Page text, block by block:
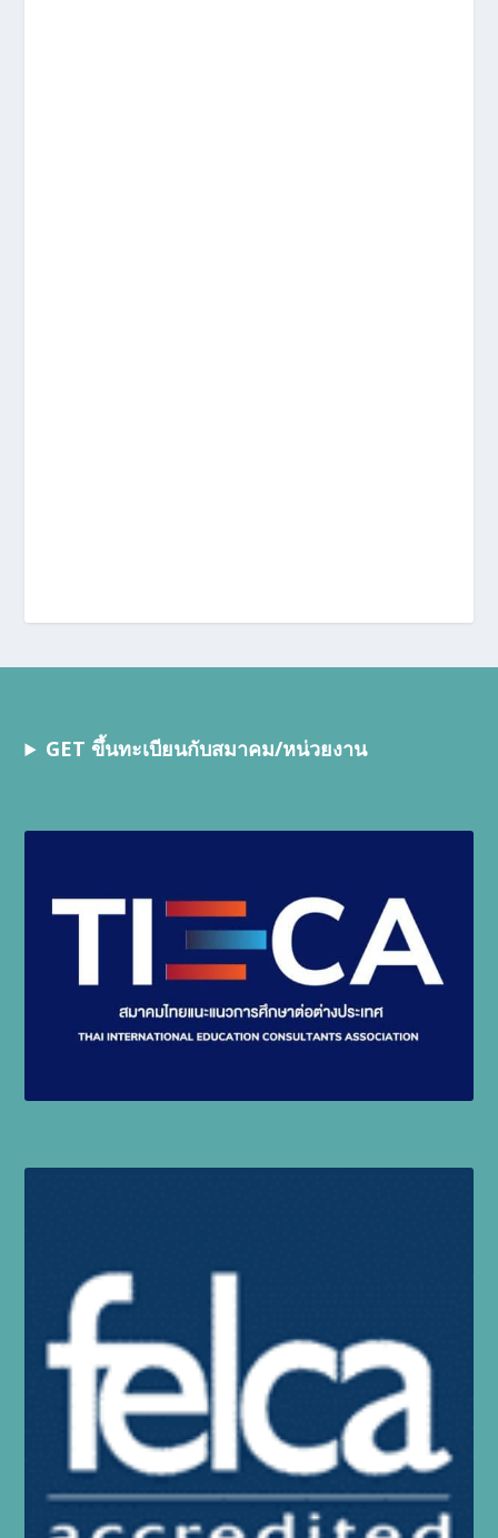
GET ขึ้นทะเบียนกับสมาคม/หน่วยงาน